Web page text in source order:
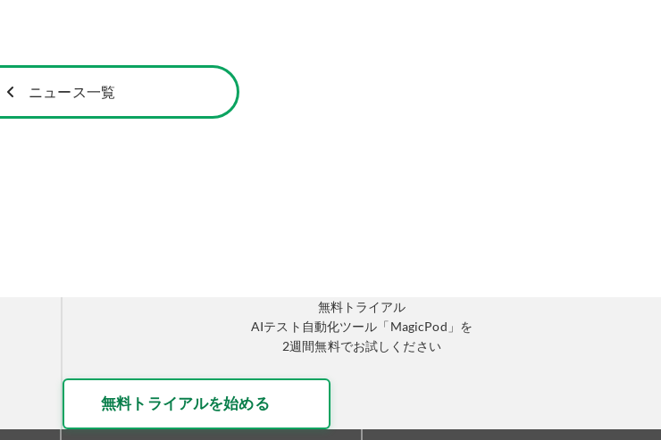
ニュース一覧
無料トライアル
AIテスト自動化ツール「MagicPod」を
2週間無料でお試しください
無料トライアルを始める